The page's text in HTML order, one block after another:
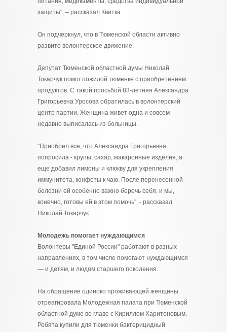
защиты", – рассказал Квитка.
Он подчеркнул, что в Тюменской области активно
развито волонтерское движение.
Депутат Тюменской областной думы Николай
Токарчук помог пожилой тюменке с приобретением
продуктов. С такой просьбой 83-летняя Александра
Григорьевна Уросова обратилась в волонтерский
центр партии. Женщина живет одна и совсем
недавно выписалась из больницы.
"Приобрел все, что Александра Григорьевна
попросила - крупы, сахар, макаронные изделия, а
еще добавил лимоны и клюкву для укрепления
иммунитета, конфеты к чаю. После перенесенной
болезни ей особенно важно беречь себя, и мы,
конечно, готовы ей в этом помочь", - рассказал
Николай Токарчук.
Молодежь помогает нуждающимся
Волонтеры "Единой России" работают в разных
направлениях, в том числе помогают нуждающимся
— и детям, и людям старшего поколения.
На обращение одиноко проживающей женщины
отреагировала Молодежная палата при Тюменской
областной думе во главе с Кириллом Харитоновым.
Ребята купили для тюменки бактерицидный